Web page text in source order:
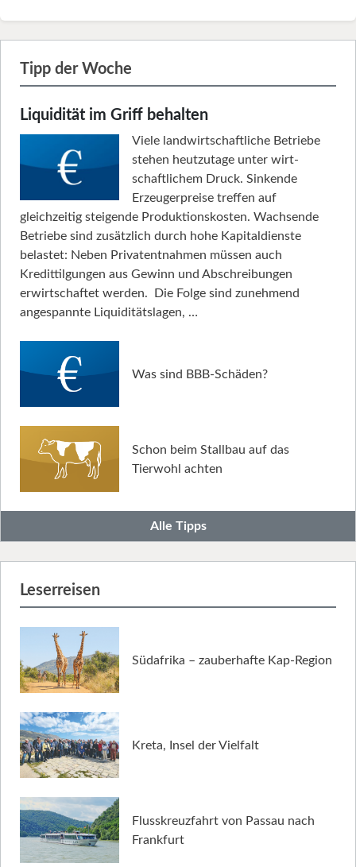
Tipp der Woche
Liquidität im Griff behalten
Viele landwirtschaftliche Betriebe
stehen heutzutage unter wirt­
schaftlichem Druck. Sinkende
Erzeugerpreise treffen auf
gleichzeitig steigende Produktionskosten. Wachsende
Betriebe sind zusätzlich durch hohe Kapitaldienste
belastet: Neben Privatentnahmen müssen auch
Kredittilgungen aus Gewinn und Abschreibungen
erwirtschaftet werden. Die Folge sind zunehmend
angespannte Liquiditätslagen, …
Was sind BBB-Schäden?
Schon beim Stallbau auf das
Tierwohl achten
Alle Tipps
Leserreisen
Südafrika – zauberhafte Kap-Region
Kreta, Insel der Vielfalt
Flusskreuzfahrt von Passau nach
Frankfurt